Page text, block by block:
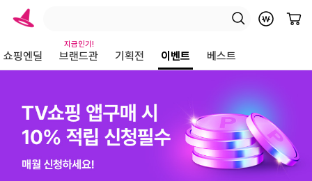
쇼핑엔딜 브랜드관
지금인기!
기획전 이벤트 베스트